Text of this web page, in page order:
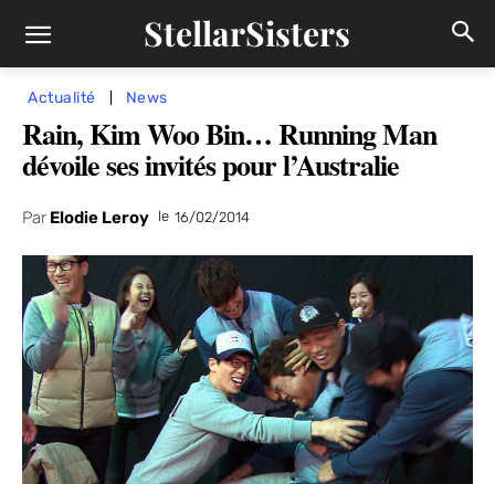
StellarSisters
Actualité News
Rain, Kim Woo Bin… Running Man
dévoile ses invités pour l’Australie
Par Elodie Leroy le 16/02/2014